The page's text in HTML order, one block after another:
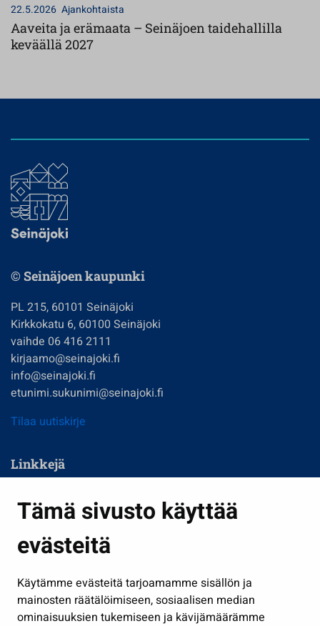
Tämä sivusto käyttää
evästeitä
Käytämme evästeitä tarjoamamme sisällön ja
mainosten räätälöimiseen, sosiaalisen median
ominaisuuksien tukemiseen ja kävijämäärämme
22.5.2026 Ajankohtaista
Aaveita ja erämaata – Seinäjoen taidehallilla
keväällä 2027
© Seinäjoen kaupunki
PL 215, 60101 Seinäjoki
Kirkkokatu 6, 60100 Seinäjoki
vaihde 06 416 2111
kirjaamo@seinajoki.fi
info@seinajoki.fi
etunimi.sukunimi@seinajoki.fi
Tilaa uutiskirje
Linkkejä
Kasvatus ja opetus
Kulttuuri ja liikunta
Työ ja yrittäminen
Osallistu ja asioi